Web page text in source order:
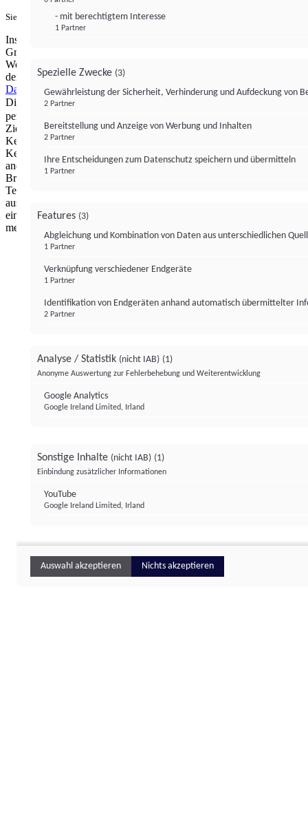
Sie haben ein PUR-Abo?Hier anmelden.
Institutional Money mit Werbung: Wir nutzen aus wirtschaftlichen
Gründen die Möglichkeit, unsere Webseite Dritten als digitalen
Werbeplatz zur Verfügung zu stellen. Über Verarbeitungen, die in
der Verantwortung von uns liegen, können Sie sich in unserer
Datenschutzerklärungnäher informieren.Zur Bereitstellung unserer
Dienste nutzen wir Technologien von
personalisierte Werbung, Messung von Werbeleistung und
Zielgruppenforschung. Cookies, Endgeräte- oder ähnliche Online-
Kennungen (z. B. login-basierte Kennungen, zufällig generierte
Kennungen, netzwerkbasierte Kennungen) können zusammen mit
anderen Informationen (z. B. Browsertyp und
Browserinformationen, Sprache, Bildschirmgröße, unterstützte
Technologien usw.) auf Ihrem Endgerät gespeichert oder von dort
ausgelesen werden, um es jedes Mal wiederzuerkennen, wenn es
eine App oder einer Webseite aufruft. Dies geschieht für einen oder
mehrere der hier aufgeführten Verarbeitungszwecke.
- mit berechtigtem Interesse
1 Partner
Spezielle Zwecke (3)
Gewährleistung der Sicherheit, Verhinderung und Aufdeckung von
2 Partner
Bereitstellung und Anzeige von Werbung und Inhalten
2 Partner
Ihre Entscheidungen zum Datenschutz speichern und übermitteln
1 Partner
Features (3)
Abgleichung und Kombination von Daten aus unterschiedlichen
1 Partner
Verknüpfung verschiedener Endgeräte
1 Partner
Identifikation von Endgeräten anhand automatisch übermittelter
2 Partner
Analyse / Statistik (nicht IAB) (1)
Anonyme Auswertung zur Fehlerbehebung und Weiterentwicklung
Google Analytics
Google Ireland Limited, Irland
Sonstige Inhalte (nicht IAB) (1)
Einbindung zusätzlicher Informationen
YouTube
Google Ireland Limited, Irland
Auswahl akzeptieren Nichts akzeptieren
Institutional Money
ImpressumDatenschutzerklärung